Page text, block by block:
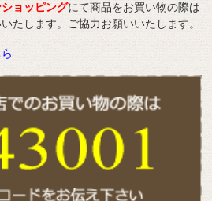
ョッピングにて商品をお買い物の際は
たします。ご協力お願いいたします。